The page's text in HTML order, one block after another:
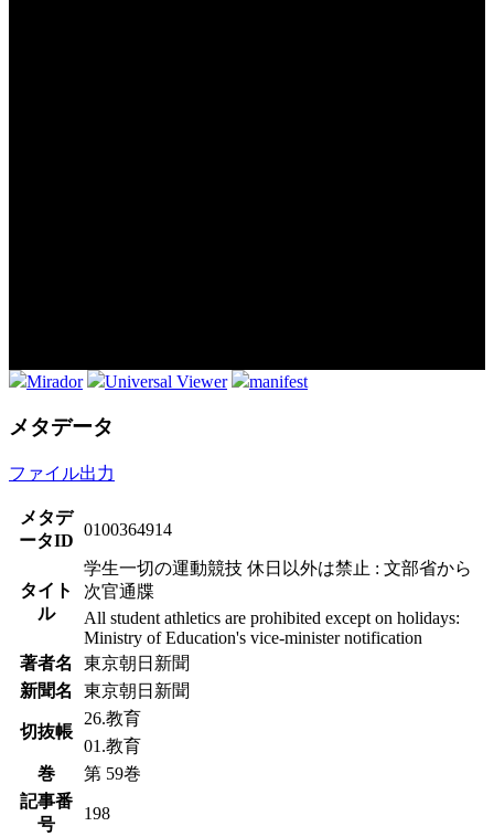
Mirador Universal Viewer manifest
メタデータ
ファイル出力
メタデ
ータID
0100364914
タイト
ル
学生一切の運動競技 休日以外は禁止 : 文部省から
次官通牒
All student athletics are prohibited except on holidays:
Ministry of Education's vice-minister notification
著者名
東京朝日新聞
新聞名
東京朝日新聞
切抜帳
26.教育
01.教育
巻
第 59巻
記事番
号
198